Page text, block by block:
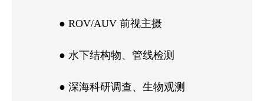
● ROV/AUV 前视主摄
● 水下结构物、管线检测
● 深海科研调查、生物观测